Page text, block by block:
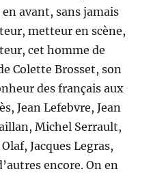
avant, sans jamais
metteur en scène,
cet homme de
Colette Brosset, son
des français aux
Jean Lefebvre, Jean
Michel Serrault,
Jacques Legras,
encore. On en